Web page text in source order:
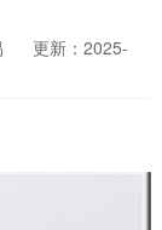
更新：2025-